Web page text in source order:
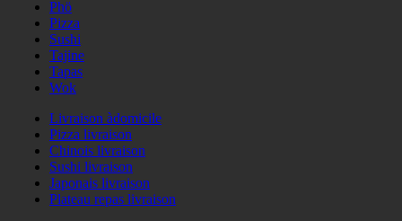
Phö
Pizza
Sushi
Tajine
Tapas
Wok
Livraison àdomicile
Pizza livraison
Chinois livraison
Sushi livraison
Japonais livraison
Plateau repas livraison